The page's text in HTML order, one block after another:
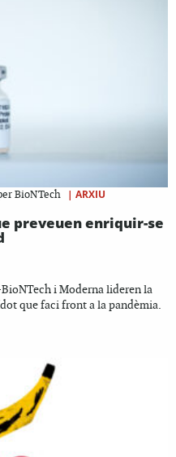
BioNTech | ARXIU
preveuen enriquir-se
i Moderna lideren la
que faci front a la pandèmia.